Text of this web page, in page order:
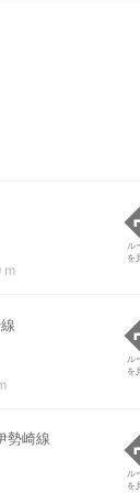
m
ル
を
ル
を
勢崎線
ル
を